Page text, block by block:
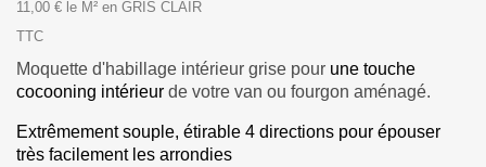
11,00 € le M² en GRIS CLAIR
TTC
Moquette d'habillage intérieur grise pour une touche
cocooning intérieur de votre van ou fourgon aménagé.
Extrêmement souple, étirable 4 directions pour épouser
très facilement les arrondies